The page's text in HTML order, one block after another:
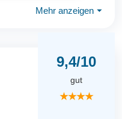
Mehr anzeigen ⏷
9,4/10
gut
★★★★